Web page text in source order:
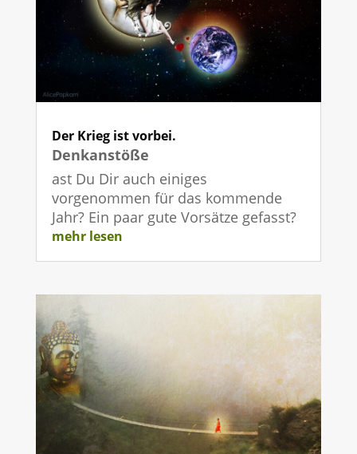
Der Krieg ist vorbei.
Denkanstöße
ast Du Dir auch einiges
vorgenommen für das kommende
Jahr? Ein paar gute Vorsätze gefasst?
mehr lesen